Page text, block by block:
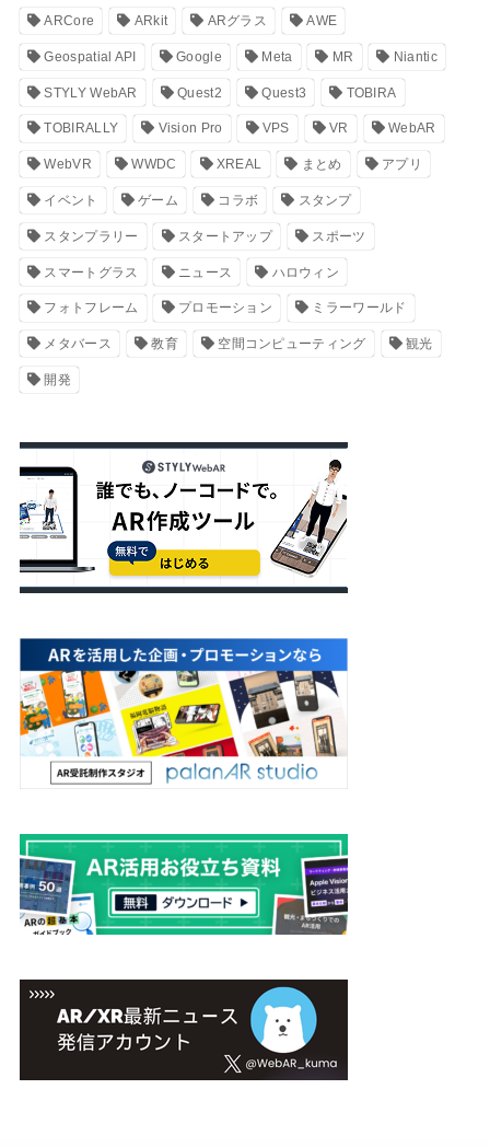
ARCore ARkit ARグラス AWE
Geospatial API Google Meta MR Niantic
STYLY WebAR Quest2 Quest3 TOBIRA
TOBIRALLY Vision Pro VPS VR WebAR
WebVR WWDC XREAL まとめ アプリ
イベント ゲーム コラボ スタンプ
スタンプラリー スタートアップ スポーツ
スマートグラス ニュース ハロウィン
フォトフレーム プロモーション ミラーワールド
メタバース 教育 空間コンピューティング 観光
開発